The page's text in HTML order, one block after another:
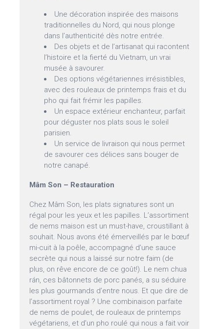
Une décoration inspirée des maisons
traditionnelles du Nord, qui nous plonge
dans l’authenticité dès notre entrée.
Des objets et de l’artisanat qui racontent
l’histoire et la fierté du Vietnam, un vrai
musée à savourer.
Des options végétariennes irrésistibles,
avec des rouleaux de printemps frais et du
pho qui fait frémir les papilles.
Un espace extérieur enchanteur, parfait
pour déguster nos plats sous le soleil
parisien.
Un service de livraison qui nous permet
de savourer ces délices sans bouger de
notre canapé.
Mâm Son – Restauration
Chez Mâm Son, les plats signatures sont un
régal pour les yeux et les papilles. L’assortiment
de nems maison est un must-have, croustillant à
souhait. Nous avons été émerveillés par le bœuf
mi-cuit à la poêle, accompagné d’une sauce
secrète qui nous a laissé sur notre faim (de
plus, on rêve encore de ce goût!). Le nem chua
rán, ces bâtonnets de porc panés, a su séduire
les plus gourmands d’entre nous. Et que dire de
l’assortiment royal ? Une combinaison parfaite
de nems de poulet, de rouleaux de printemps
végétariens, et d’un pho roulé qui nous a fait voir